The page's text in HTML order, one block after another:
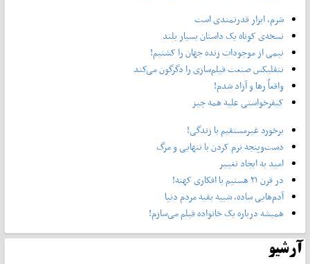
شرم، ابزار قدرتمندی است
نسخه‌ی کوتاه یک داستان بسیار بلند
نیمی از موجودات زنده جهان را کشتیم!
نتفلیکس صنعت فیلم‌سازی را دگرگون می‌کند
واقعاً رها و آزاد شدم!
کیفرخواستی علیه همه چیز
برخورد غیرمستقیم با زندگی!
دست‌وپنجه نرم کردن با تنهایی و مرگ
امید به ایجاد تغییر
در قرن ۲۱ هستیم با افکاری کهنه!
آدم‌هایی ساده، شبیه بقیه مردم دنیا
همیشه درباره یک خانواده فیلم می‌سازم!
آرشیو